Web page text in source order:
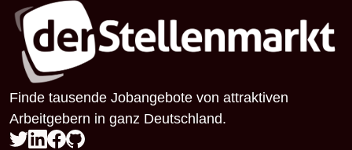
Finde tausende Jobangebote von attraktiven
Arbeitgebern in ganz Deutschland.